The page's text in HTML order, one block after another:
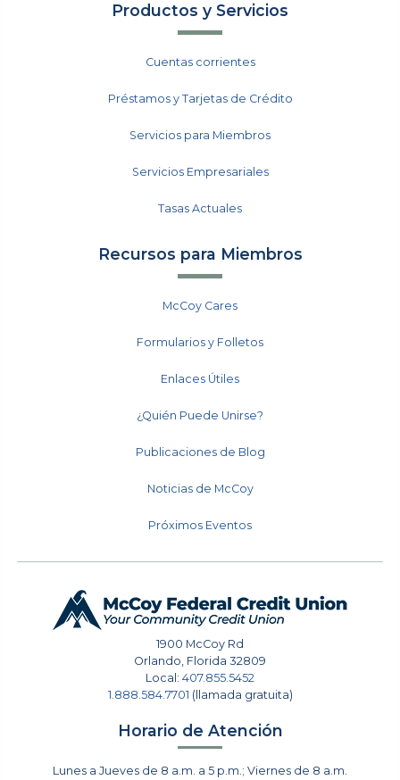
Productos y Servicios
Cuentas corrientes
Préstamos y Tarjetas de Crédito
Servicios para Miembros
Servicios Empresariales
Tasas Actuales
Recursos para Miembros
McCoy Cares
Formularios y Folletos
Enlaces Útiles
¿Quién Puede Unirse?
Publicaciones de Blog
Noticias de McCoy
Próximos Eventos
1900 McCoy Rd
Orlando Florida 32809
Local: 407.855.5452
1.888.584.7701 (llamada gratuita)
Horario de Atención
Lunes a Jueves de 8 a.m. a 5 p.m.; Viernes de 8 a.m.